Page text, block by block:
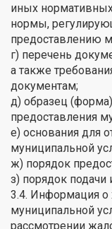
иных
нормы,
предоставлению
г) перечень
а также
документам;
д) образец
предоставления
е) основания для
муниципальной
ж) порядок
з) порядок
3.4. Информация о
муниципальной
рассмотрении